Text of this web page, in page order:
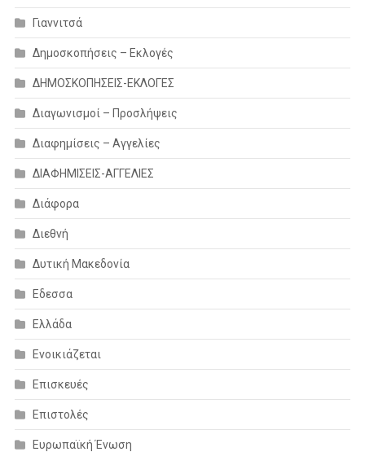
Γιαννιτσά
Δημοσκοπήσεις – Εκλογές
ΔΗΜΟΣΚΟΠΗΣΕΙΣ-ΕΚΛΟΓΕΣ
Διαγωνισμοί – Προσλήψεις
Διαφημίσεις – Αγγελίες
ΔΙΑΦΗΜΙΣΕΙΣ-ΑΓΓΕΛΙΕΣ
Διάφορα
Διεθνή
Δυτική Μακεδονία
Εδεσσα
Ελλάδα
Ενοικιάζεται
Επισκευές
Επιστολές
Ευρωπαϊκή Ένωση